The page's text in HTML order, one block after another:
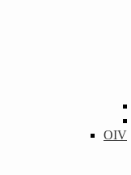
OIV